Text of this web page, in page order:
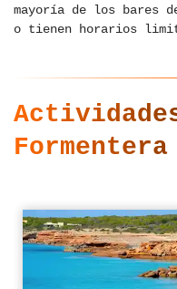
mayoría de los bares
o tienen horarios
Formentera